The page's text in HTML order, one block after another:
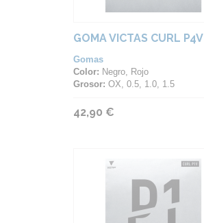
GOMA VICTAS CURL P4V
Gomas
Color: Negro, Rojo
Grosor: OX, 0.5, 1.0, 1.5
42,90 €